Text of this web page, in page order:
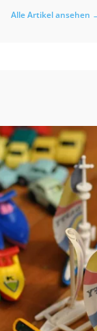
Alle Artikel ansehen